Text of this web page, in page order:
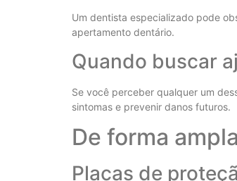
Um dentista especializado pode
apertamento dentário.
Quando buscar
Se você perceber qualquer um
sintomas e prevenir danos futuros.
De forma
Placas de